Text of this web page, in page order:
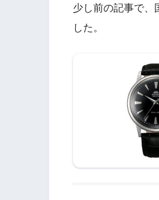
少し前の記事で、
した。